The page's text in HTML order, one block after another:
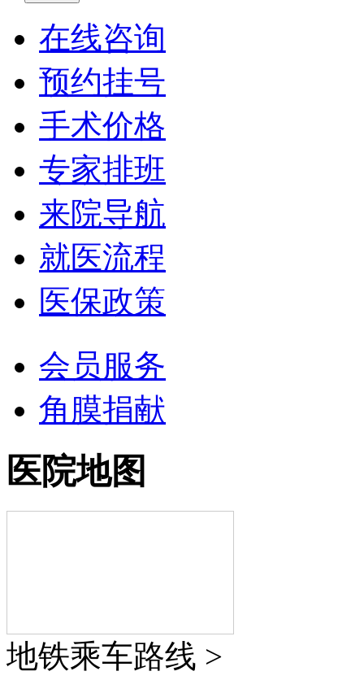
在线咨询
预约挂号
手术价格
专家排班
来院导航
就医流程
医保政策
会员服务
角膜捐献
医院地图
地铁乘车路线 >